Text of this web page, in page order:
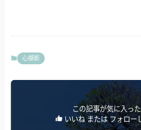
心擷影
この記事が気に入っ
いいね または フォロー